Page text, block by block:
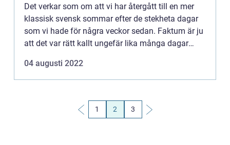
Det verkar som om att vi har återgått till en mer
klassisk svensk sommar efter de stekheta dagar
som vi hade för några veckor sedan. Faktum är ju
att det var rätt kallt ungefär lika många dagar
ha...
04 augusti 2022
1 2 3